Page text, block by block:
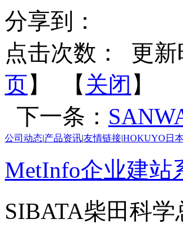
分享到：
点击次数：
更新
页】 【 关闭 】
下一条：
公司动态 产品资讯友情链接HOKUYO日
MetInfo企业建站
SIBATA柴田科